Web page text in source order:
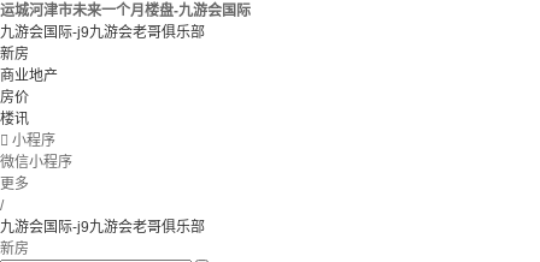
运城河津市未来一个月楼盘-九游会国际
九游会国际-j9九游会老哥俱乐部
新房
商业地产
房价
楼讯
 小程序
微信小程序
更多
/
九游会国际-j9九游会老哥俱乐部
新房